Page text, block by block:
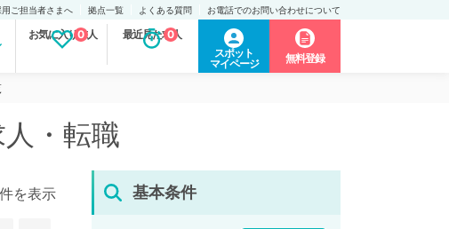
用ご担当者さまへ 拠点一覧 よくある質問 お電話でのお問い合わせについて
お気に入り求人
0 最近見た求人
0
スポット
マイページ
無料登録
・転職
を表示 基本条件